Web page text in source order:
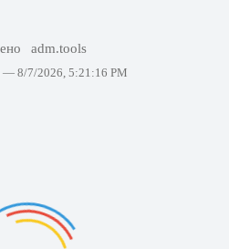
adm.tools
— 8/7/2026, 5:21:16 PM